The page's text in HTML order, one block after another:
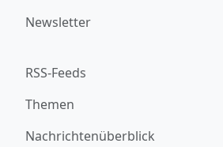
Newsletter
RSS-Feeds
Themen
Nachrichtenüberblick